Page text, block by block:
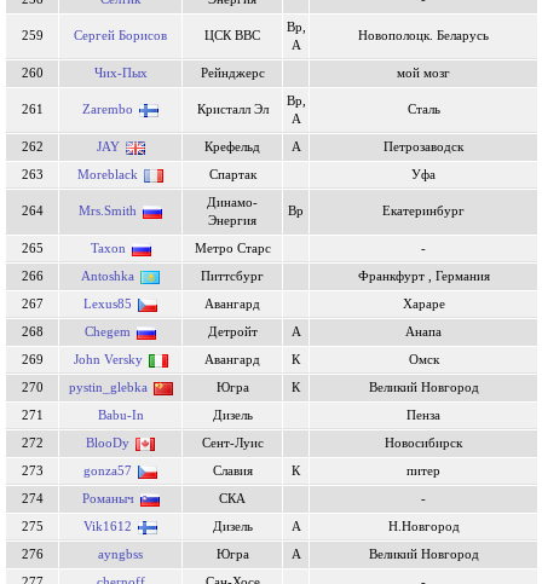
259 Сергей Борисов ЦСК ВВС
Вр,
А
Новополоцк. Беларусь
260 Чих-Пых Рейнджерс мой мозг
261 Zarembo Кристалл Эл
Вр,
А
Cталь
262 JAY Крефельд А
Петрозаводск
263
Moreblack Спартак Уфа
264 Mrs.Smith
Динамо-
Энергия
Вр Екатеринбург
265 Taxon Метро Старс
-
266
Antoshka Питтсбург
Франкфурт , Германия
267
Lexus85 Авангард
Хараре
268
Chegem Детройт А
Анапа
269
John Versky Авангард К
Омск
270
pystin_glebka Югра К
Великий Новгород
271
Babu-In Дизель
Пенза
272
BlooDy Сент-Луис
Новосибирск
273
gonza57 Славия К
питер
274
Романыч СКА
-
275
Vik1612 Дизель А
Н.Новгород
276
ayngbss Югра А
Великий Новгород